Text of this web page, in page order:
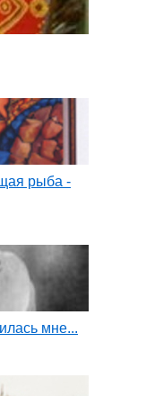
рыба -
мне...